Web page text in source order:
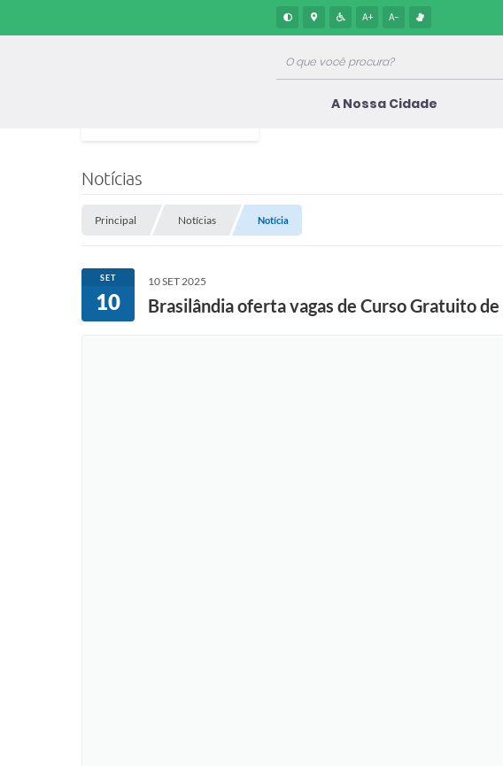
A+ A-
A Nossa Cidade
Notícias
Principal Notícias Notícia
SET
10
10 SET 2025
Brasilândia oferta vagas de Curso Gratuito